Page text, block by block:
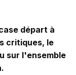
départ à
critiques, le
sur l'ensemble